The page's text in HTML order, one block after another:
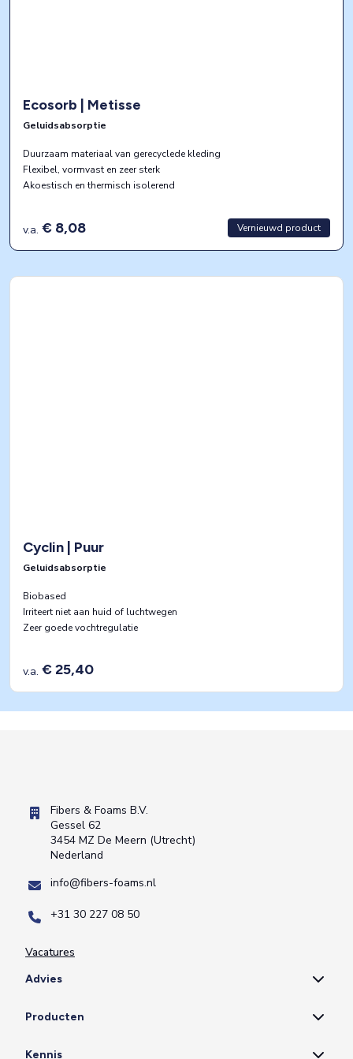
Ecosorb | Metisse
Geluidsabsorptie
Duurzaam materiaal van gerecyclede kleding
Flexibel, vormvast en zeer sterk
Akoestisch en thermisch isolerend
Vernieuwd product
v.a. € 8,08
Cyclin | Puur
Geluidsabsorptie
Biobased
Irriteert niet aan huid of luchtwegen
Zeer goede vochtregulatie
v.a. € 25,40
Fibers & Foams B.V.
Gessel 62
3454 MZ De Meern (Utrecht)
Nederland
info@fibers-foams.nl
+31 30 227 08 50
Vacatures
Advies
Producten
Kennis